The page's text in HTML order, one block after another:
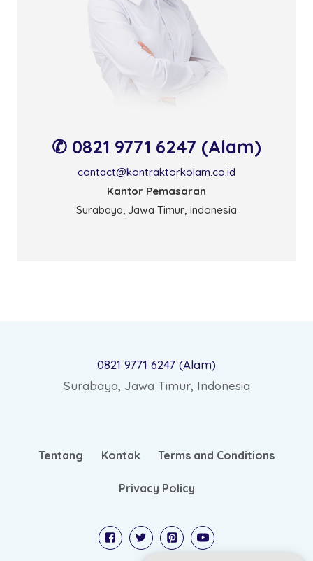
✆ 0821 9771 6247 (Alam)
contact@kontraktorkolam.co.id
Kantor Pemasaran
Surabaya, Jawa Timur, Indonesia
0821 9771 6247 (Alam)
Surabaya, Jawa Timur, Indonesia
Tentang Kontak Terms and Conditions
Privacy Policy